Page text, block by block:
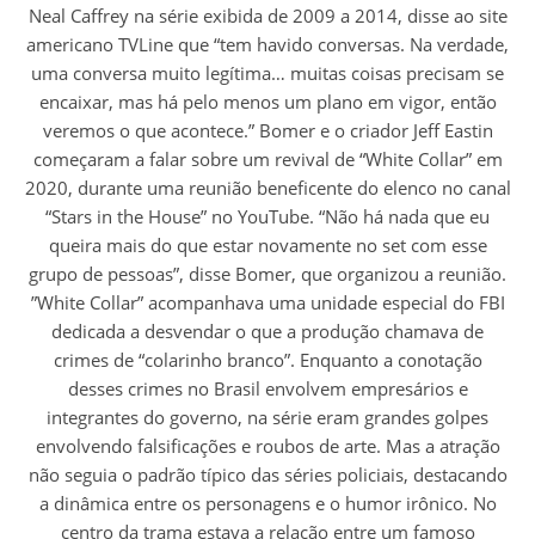
Neal Caffrey na série exibida de 2009 a 2014, disse ao site
americano TVLine que “tem havido conversas. Na verdade,
uma conversa muito legítima… muitas coisas precisam se
encaixar, mas há pelo menos um plano em vigor, então
veremos o que acontece.” Bomer e o criador Jeff Eastin
começaram a falar sobre um revival de “White Collar” em
2020, durante uma reunião beneficente do elenco no canal
“Stars in the House” no YouTube. “Não há nada que eu
queira mais do que estar novamente no set com esse
grupo de pessoas”, disse Bomer, que organizou a reunião.
”White Collar” acompanhava uma unidade especial do FBI
dedicada a desvendar o que a produção chamava de
crimes de “colarinho branco”. Enquanto a conotação
desses crimes no Brasil envolvem empresários e
integrantes do governo, na série eram grandes golpes
envolvendo falsificações e roubos de arte. Mas a atração
não seguia o padrão típico das séries policiais, destacando
a dinâmica entre os personagens e o humor irônico. No
centro da trama estava a relação entre um famoso